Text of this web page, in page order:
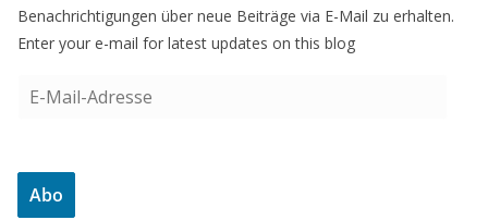
Benachrichtigungen über neue Beiträge via E-Mail zu erhalten.
Enter your e-mail for latest updates on this blog
a
Abo